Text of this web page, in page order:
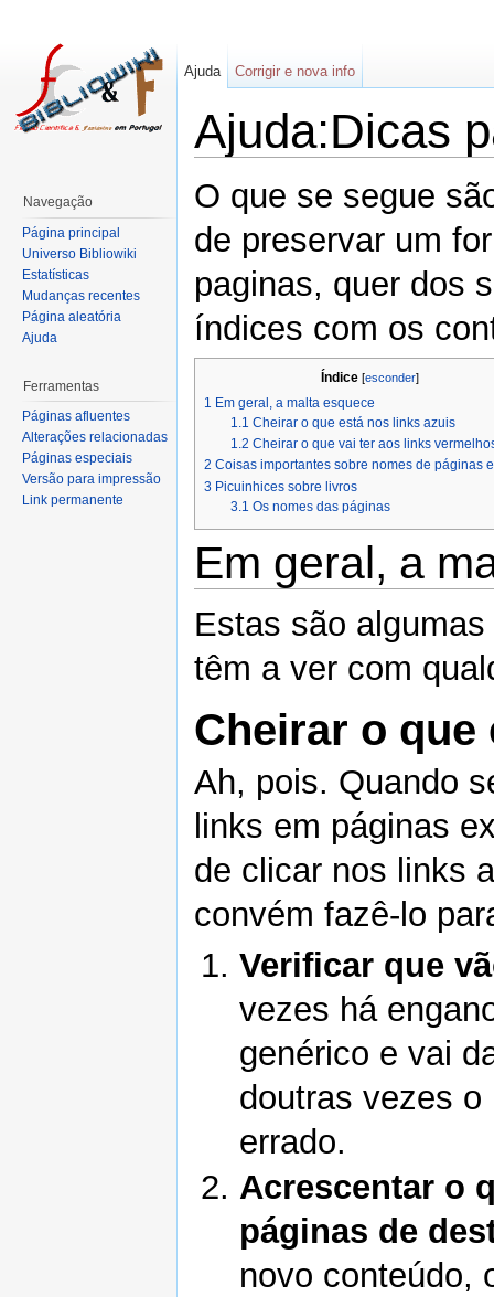
Ajuda:Dicas
O que se segue
de preservar um
paginas, quer dos
índices com os
Índice [esconder]
1 Em geral, a malta esquece
1.1 Cheirar o que está nos links azuis
1.2 Cheirar o que vai ter aos links
2 Coisas importantes sobre nomes de páginas
3 Picuinhices sobre livros
3.1 Os nomes das páginas
Em geral, a
Estas são
têm a ver com
Cheirar o
Ah, pois. Quando
links em páginas
de clicar nos links
convém fazê-lo
Verificar que
vezes há
genérico e vai
doutras vezes
errado.
Acrescentar o
páginas de
novo conteúdo,
Ajuda Corrigir e nova info
Navegação
Página principal
Universo Bibliowiki
Estatísticas
Mudanças recentes
Página aleatória
Ajuda
Ferramentas
Páginas afluentes
Alterações relacionadas
Páginas especiais
Versão para impressão
Link permanente